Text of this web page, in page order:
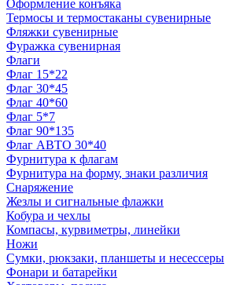
Оформление конъяка
Термосы и термостаканы сувенирные
Фляжки сувенирные
Фуражка сувенирная
Флаги
Флаг 15*22
Флаг 30*45
Флаг 40*60
Флаг 5*7
Флаг 90*135
Флаг АВТО 30*40
Фурнитура к флагам
Фурнитура на форму, знаки различия
Снаряжение
Жезлы и сигнальные флажки
Кобура и чехлы
Компасы, курвиметры, линейки
Ножи
Сумки, рюкзаки, планшеты и несессеры
Фонари и батарейки